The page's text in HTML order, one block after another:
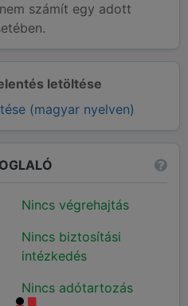
letöltése
(magyar nyelven)
számít egy adott
Nincs végrehajtás
Nincs biztosítási
intézkedés
Nincs adótartozás